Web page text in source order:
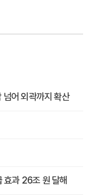
어 외곽까지 확산
효과 26조 원 달해